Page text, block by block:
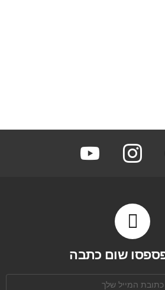
instagram
שום כתבה